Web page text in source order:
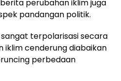
perubahan iklim juga
pandangan politik.
terpolarisasi secara
iklim cenderung diabaikan
perbedaan